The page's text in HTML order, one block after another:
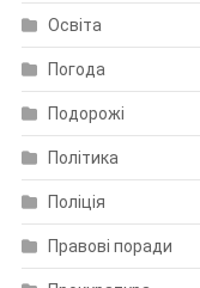
Освіта
Погода
Подорожі
Політика
Поліція
Правові поради